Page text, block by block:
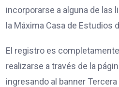
incorporarse a alguna de las
la Máxima Casa de Estudios
El registro es
realizarse a través de la
ingresando al banner